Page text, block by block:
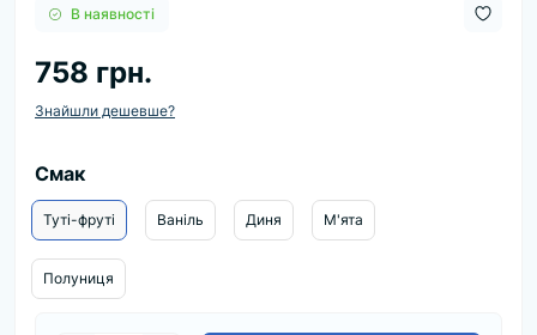
В наявності
758 грн.
Знайшли дешевше?
Смак
Туті-фруті Ваніль Диня М'ята
Полуниця